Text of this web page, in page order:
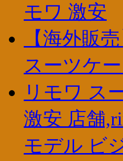
モワ 激安
【海外販
スーツケ
リモワ ス
激安 店舗
モデル ビ